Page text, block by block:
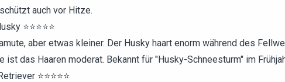
auch vor Hitze.
⭐⭐⭐⭐⭐
aber etwas kleiner. Der Husky haart enorm während des
ist das Haaren moderat. Bekannt für "Husky-Schneesturm" im
⭐⭐⭐⭐⭐